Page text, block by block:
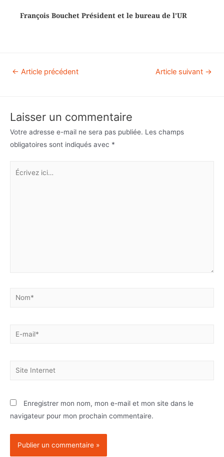
François Bouchet Président et le bureau de l’UR
← Article précédent Article suivant →
Laisser un commentaire
Votre adresse e-mail ne sera pas publiée. Les champs
obligatoires sont indiqués avec *
Enregistrer mon nom, mon e-mail et mon site dans le
navigateur pour mon prochain commentaire.